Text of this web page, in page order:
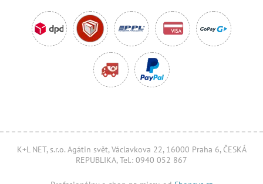
K+L NET, s.r.o. Agátin svět, Václavkova 22, 16000 Praha 6, ČESKÁ
REPUBLIKA, Tel.: 0940 052 867